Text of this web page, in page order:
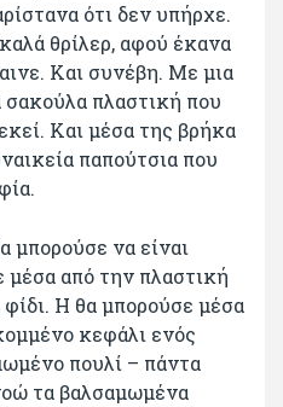
ότι δεν υπήρχε.
θρίλερ, αφού έκανα
Και συνέβη. Με μια
σακούλα πλαστική που
Και μέσα της βρήκα
παπούτσια που
μπορούσε να είναι
μέσα από την πλαστική
Η θα μπορούσε μέσα
κεφάλι ενός
πουλί – πάντα
τα βαλσαμωμένα